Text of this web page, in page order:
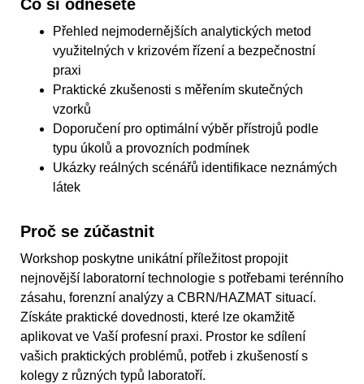
Co si odnesete
Přehled nejmodernějších analytických metod
využitelných v krizovém řízení a bezpečnostní
praxi
Praktické zkušenosti s měřením skutečných
vzorků
Doporučení pro optimální výběr přístrojů podle
typu úkolů a provozních podmínek
Ukázky reálných scénářů identifikace neznámých
látek
Proč se zúčastnit
Workshop poskytne unikátní příležitost propojit
nejnovější laboratorní technologie s potřebami terénního
zásahu, forenzní analýzy a CBRN/HAZMAT situací.
Získáte praktické dovednosti, které lze okamžitě
aplikovat ve Vaší profesní praxi. Prostor ke sdílení
vašich praktických problémů, potřeb i zkušeností s
kolegy z různých typů laboratoří.